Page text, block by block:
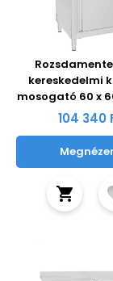
kereskedelmi
mosogató 60 x
104 340